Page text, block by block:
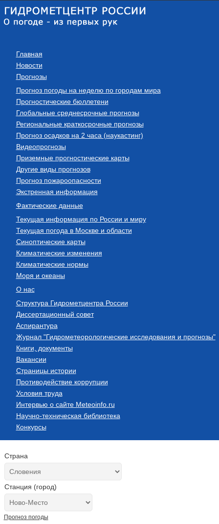
Главная
Новости
Прогнозы
Прогноз погоды на неделю по городам мира
Прогностические бюллетени
Глобальные среднесрочные прогнозы
Региональные краткосрочные прогнозы
Прогноз осадков на 2 часа (наукастинг)
Видеопрогнозы
Приземные прогностические карты
Другие виды прогнозов
Прогноз пожароопасности
Экстренная информация
Фактические данные
Текущая информация по России и миру
Текущая погода в Москве и области
Синоптические карты
Климатические изменения
Климатические нормы
Моря и океаны
О нас
Структура Гидрометцентра России
Диссертационный совет
Аспирантура
Журнал "Гидрометеорологические исследования и прогнозы"
Книги, документы
Вакансии
Страницы истории
Противодействие коррупции
Условия труда
Интервью о сайте Meteoinfo.ru
Научно-техническая библиотека
Конкурсы
Страна
Станция (город)
Прогноз погоды